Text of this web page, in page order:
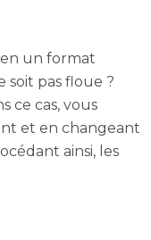
un format
pas floue ?
ce cas, vous
et en changeant
ainsi, les